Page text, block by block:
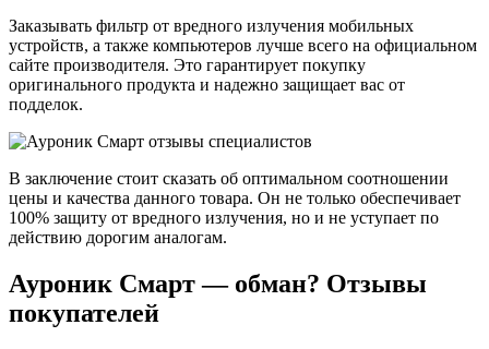
Заказывать фильтр от вредного излучения мобильных
устройств, а также компьютеров лучше всего на официальном
сайте производителя. Это гарантирует покупку
оригинального продукта и надежно защищает вас от
подделок.
В заключение стоит сказать об оптимальном соотношении
цены и качества данного товара. Он не только обеспечивает
100% защиту от вредного излучения, но и не уступает по
действию дорогим аналогам.
Ауроник Смарт — обман? Отзывы
покупателей